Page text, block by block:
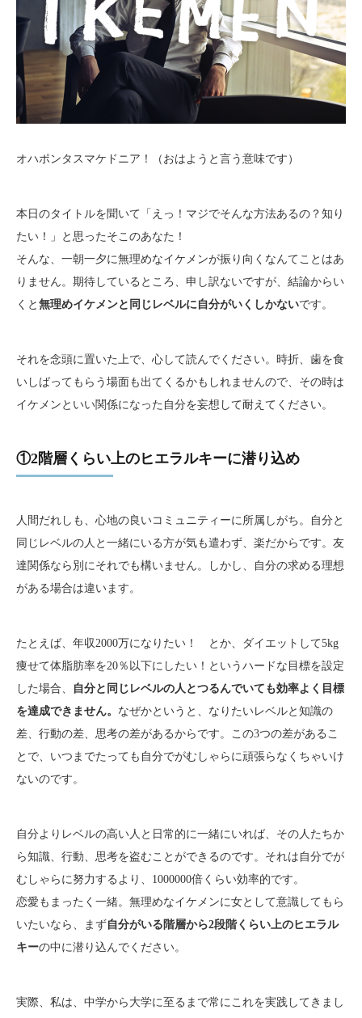
オハポンタスマケドニア！（おはようと言う意味です）
本日のタイトルを聞いて「えっ！マジでそんな方法あるの？知り
たい！」と思ったそこのあなた！
そんな、一朝一夕に無理めなイケメンが振り向くなんてことはあ
りません。期待しているところ、申し訳ないですが、結論からい
くと 無理めイケメンと同じレベルに自分がいくしかないです。
それを念頭に置いた上で、心して読んでください。時折、歯を食
いしばってもらう場面も出てくるかもしれませんので、その時は
イケメンといい関係になった自分を妄想して耐えてください。
①2階層くらい上のヒエラルキーに潜り込め
人間だれしも、心地の良いコミュニティーに所属しがち。自分と
同じレベルの人と一緒にいる方が気も遣わず、楽だからです。友
達関係なら別にそれでも構いません。しかし、自分の求める理想
がある場合は違います。
たとえば、年収2000万になりたい！ とか、ダイエットして5kg
痩せて体脂肪率を20％以下にしたい！というハードな目標を設定
した場合、
自分と同じレベルの人とつるんでいても効率よく目標
を達成できません。 なぜかというと、なりたいレベルと知識の
差、行動の差、思考の差があるからです。この3つの差があるこ
とで、いつまでたっても自分でがむしゃらに頑張らなくちゃいけ
ないのです。
自分よりレベルの高い人と日常的に一緒にいれば、その人たちか
ら知識、行動、思考を盗むことができるのです。それは自分でが
むしゃらに努力するより、1000000倍くらい効率的です。
恋愛もまったく一緒。無理めなイケメンに女として意識してもら
いたいなら、まず自分がいる階層から2段階くらい上のヒエラル
キーの中に潜り込んでください。
実際、私は、中学から大学に至るまで常にこれを実践してきまし